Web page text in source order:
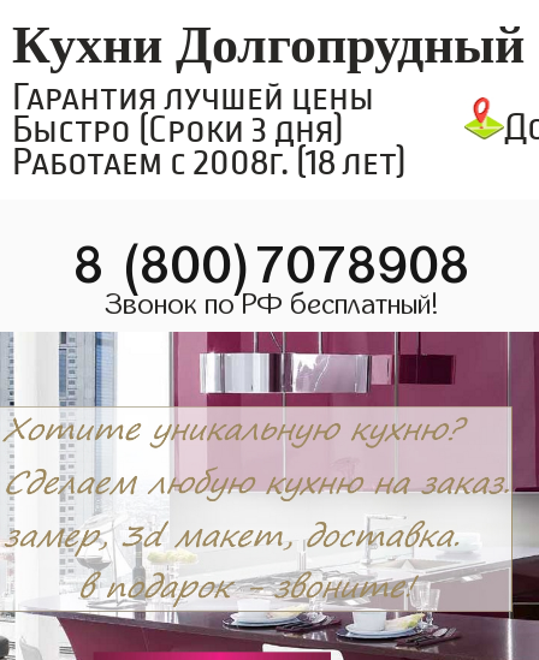
Кухни Долгопрудный
Гарантия лучшей цены
Быстро (Сроки 3 дня)
Работаем с 2008г. (18 лет)
8 (800)7078908
Звонок по РФ бесплатный!